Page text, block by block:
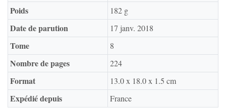
Poids 182 g
Date de parution 17 janv. 2018
Tome 8
Nombre de pages 224
Format 13.0 x 18.0 x 1.5 cm
Expédié depuis France